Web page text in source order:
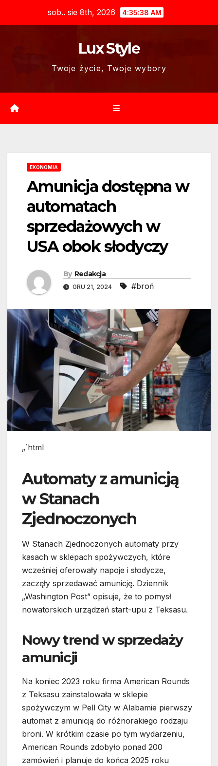
sob.. sie 8th, 2026 4:35:39 AM
Lux Style
Twoje życie, Twoje wybory
EKONOMIA
Amunicja dostępna w
automatach
sprzedażowych w
USA obok słodyczy
By Redakcja
GRU 21, 2024 #broń
„`html
Automaty z amunicją
w Stanach
Zjednoczonych
W Stanach Zjednoczonych automaty przy
kasach w sklepach spożywczych, które
wcześniej oferowały napoje i słodycze,
zaczęły sprzedawać amunicję. Dziennik
„Washington Post” opisuje, że to pomysł
nowatorskich urządzeń start-upu z Teksasu.
Nowy trend w sprzedaży
amunicji
Na koniec 2023 roku firma American Rounds
z Teksasu zainstalowała w sklepie
spożywczym w Pell City w Alabamie pierwszy
automat z amunicją do różnorakiego rodzaju
broni. W krótkim czasie po tym wydarzeniu,
American Rounds zdobyło ponad 200
zamówień i planuje do końca 2025 roku